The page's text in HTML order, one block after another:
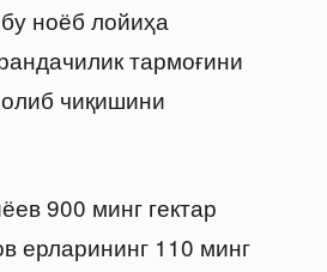
ноёб лойиҳа
тармоғини
олиб чиқишини
900 минг гектар
ерларининг 110 минг